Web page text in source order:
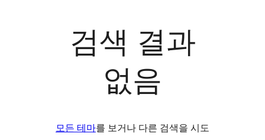
검색 결과
없음
모든 테마를 보거나 다른 검색을 시도